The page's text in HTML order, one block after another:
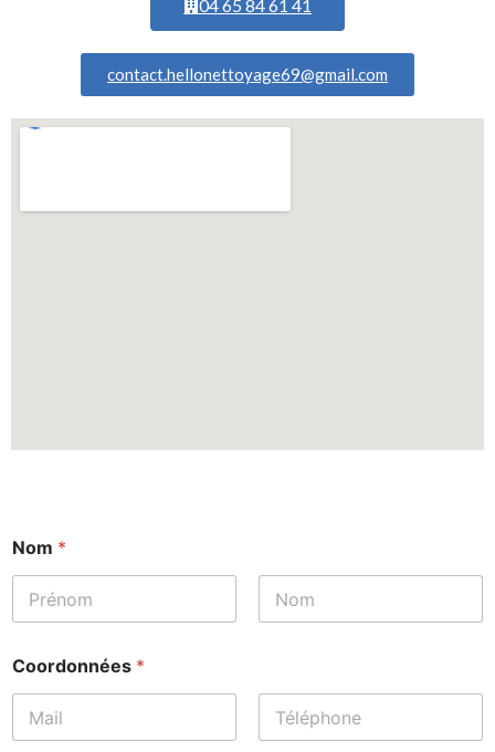
04 65 84 61 41
contact.hellonettoyage69@gmail.com
Nom *
Coordonnées *